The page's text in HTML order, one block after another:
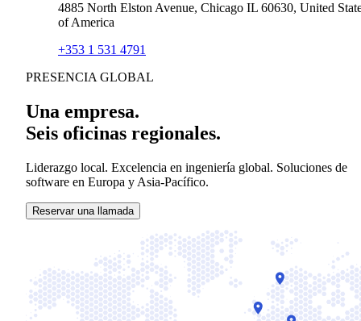
4885 North Elston Avenue, Chicago IL 60630, United
of America
+353 1 531 4791
PRESENCIA GLOBAL
Una empresa.
Seis oficinas regionales.
Liderazgo local. Excelencia en ingeniería global. Soluciones de
software en Europa y Asia-Pacífico.
Reservar una llamada